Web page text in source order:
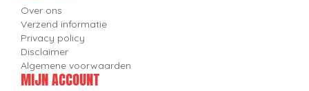
Over ons
Verzend informatie
Privacy policy
Disclaimer
Algemene voorwaarden
MIJN ACCOUNT